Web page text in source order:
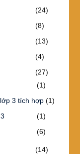
(24)
(8)
(13)
(4)
(27)
(1)
3 tích hợp(1)
(1)
(6)
(14)